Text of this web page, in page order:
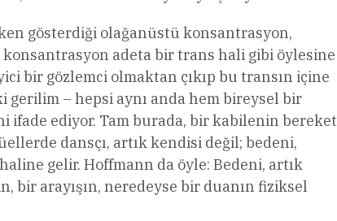
gösterdiği olağanüstü konsantrasyon,
konsantrasyon adeta bir trans hali gibi öylesine
bir gözlemci olmaktan çıkıp bu transın içine
gerilim – hepsi aynı anda hem bireysel bir
ifade ediyor. Tam burada, bir kabilenin bereket
dansçı, artık kendisi değil; bedeni,
gelir. Hoffmann da öyle: Bedeni, artık
bir arayışın, neredeyse bir duanın fiziksel